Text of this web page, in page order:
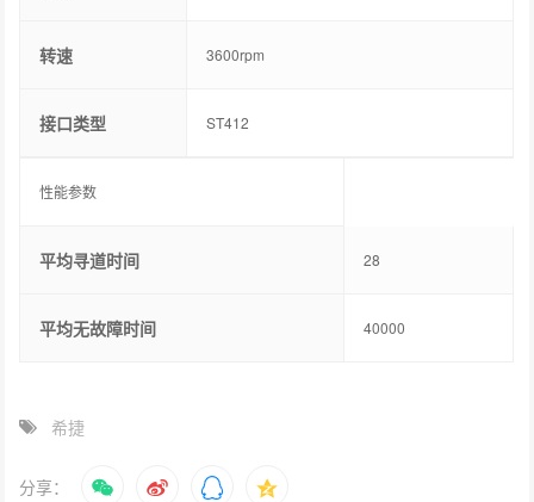
转速 3600rpm
接口类型 ST412
性能参数
平均寻道时间 28
平均无故障时间 40000
希捷
分享：